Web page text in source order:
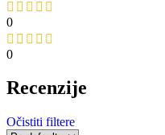
0
0
Recenzije
Očistiti filtere